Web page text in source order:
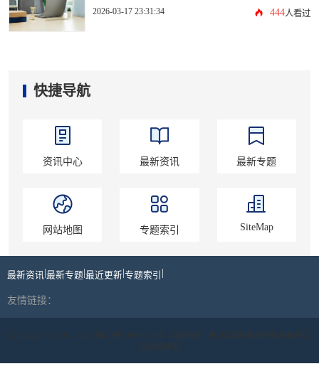
2026-03-17 23:31:34 444人看过
快捷导航
资讯中心 最新资讯 最新专题
网站地图 专题索引 SiteMap
最新资讯 |最新专题|最近更新|专题索引 |
友情链接：